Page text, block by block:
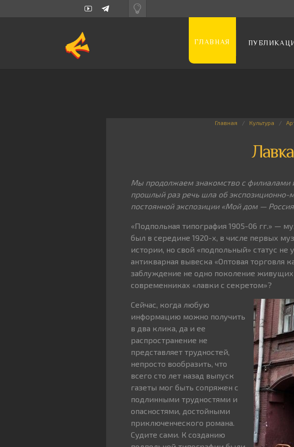
ГЛАВНАЯ
Главная Культура
Мы продолжаем знакомство с филиалами
прошлый раз речь шла об экспозиционно-
постоянной экспозиции «Мой дом —
«Подпольная типография 1905-06 гг.» —
был в середине 1920-х, в числе первых
истории, но свой «подпольный» статус
антикварная вывеска «Оптовая торговля
заблуждение не одно поколение
современниках «лавки с секретом»?
Сейчас, когда любую
информацию можно получить
в два клика, да и ее
распространение не
представляет трудностей,
непросто вообразить, что
всего сто лет назад выпуск
газеты мог быть сопряжен с
подлинными трудностями и
опасностями, достойными
приключенческого романа.
Судите сами. К созданию